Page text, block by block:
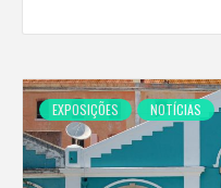
EXPOSIÇÕES NOTÍCIAS